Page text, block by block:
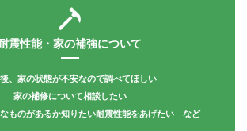
震性能・家の補強について
、家の状態が不安なので調べてほしい
家の補修について相談したい
ものがあるか知りたい耐震性能をあげたい など